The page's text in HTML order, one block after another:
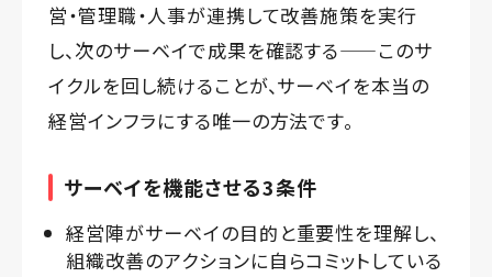
営・管理職・人事が連携して改善施策を実行
し、次のサーベイで成果を確認する——このサ
イクルを回し続けることが、サーベイを本当の
経営インフラにする唯一の方法です。
サーベイを機能させる3条件
経営陣がサーベイの目的と重要性を理解し、
組織改善のアクションに自らコミットしている